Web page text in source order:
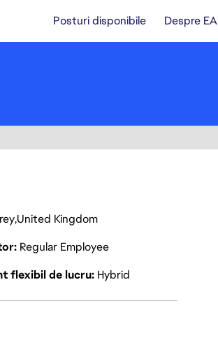
Posturi disponibile Despre EA
United Kingdom
Regular Employee
flexibil de lucru Hybrid